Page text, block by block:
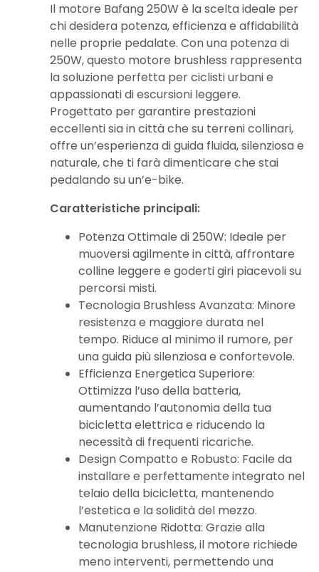
Il motore Bafang 250W è la scelta ideale per
chi desidera potenza, efficienza e affidabilità
nelle proprie pedalate. Con una potenza di
250W, questo motore brushless rappresenta
la soluzione perfetta per ciclisti urbani e
appassionati di escursioni leggere.
Progettato per garantire prestazioni
eccellenti sia in città che su terreni collinari,
offre un’esperienza di guida fluida, silenziosa e
naturale, che ti farà dimenticare che stai
pedalando su un’e-bike.
Caratteristiche principali:
Potenza Ottimale di 250W: Ideale per
muoversi agilmente in città, affrontare
colline leggere e goderti giri piacevoli su
percorsi misti.
Tecnologia Brushless Avanzata: Minore
resistenza e maggiore durata nel
tempo. Riduce al minimo il rumore, per
una guida più silenziosa e confortevole.
Efficienza Energetica Superiore:
Ottimizza l’uso della batteria,
aumentando l’autonomia della tua
bicicletta elettrica e riducendo la
necessità di frequenti ricariche.
Design Compatto e Robusto: Facile da
installare e perfettamente integrato nel
telaio della bicicletta, mantenendo
l’estetica e la solidità del mezzo.
Manutenzione Ridotta: Grazie alla
tecnologia brushless, il motore richiede
meno interventi, permettendo una